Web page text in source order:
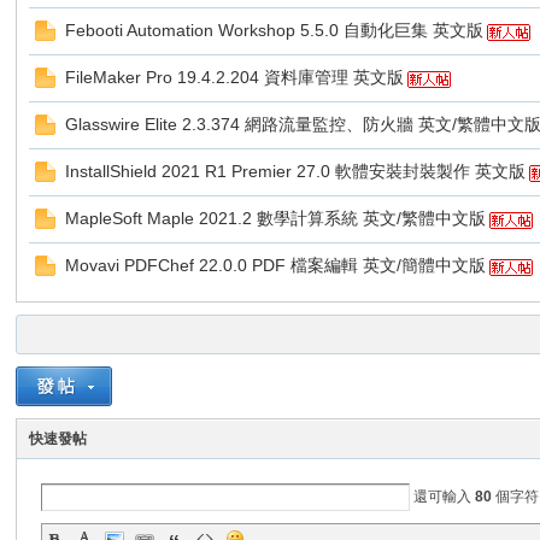
Febooti Automation Workshop 5.5.0 自動化巨集 英文版
FileMaker Pro 19.4.2.204 資料庫管理 英文版
Glasswire Elite 2.3.374 網路流量監控、防火牆 英文/繁體中文版
InstallShield 2021 R1 Premier 27.0 軟體安裝封裝製作 英文版
MapleSoft Maple 2021.2 數學計算系統 英文/繁體中文版
Movavi PDFChef 22.0.0 PDF 檔案編輯 英文/簡體中文版
快速發帖
還可輸入80 個字符